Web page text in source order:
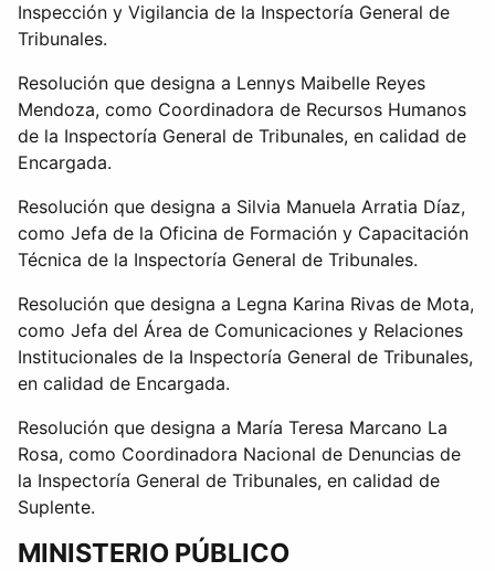
Inspección y Vigilancia de la Inspectoría General de
Tribunales.
Resolución que designa a Lennys Maibelle Reyes
Mendoza, como Coordinadora de Recursos Humanos
de la Inspectoría General de Tribunales, en calidad de
Encargada.
Resolución que designa a Silvia Manuela Arratia Díaz,
como Jefa de la Oficina de Formación y Capacitación
Técnica de la Inspectoría General de Tribunales.
Resolución que designa a Legna Karina Rivas de Mota,
como Jefa del Área de Comunicaciones y Relaciones
Institucionales de la Inspectoría General de Tribunales,
en calidad de Encargada.
Resolución que designa a María Teresa Marcano La
Rosa, como Coordinadora Nacional de Denuncias de
la Inspectoría General de Tribunales, en calidad de
Suplente.
MINISTERIO PÚBLICO